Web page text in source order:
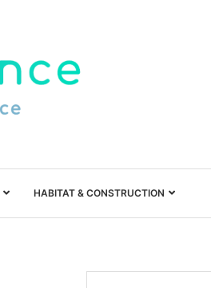
HABITAT & CONSTRUCTION